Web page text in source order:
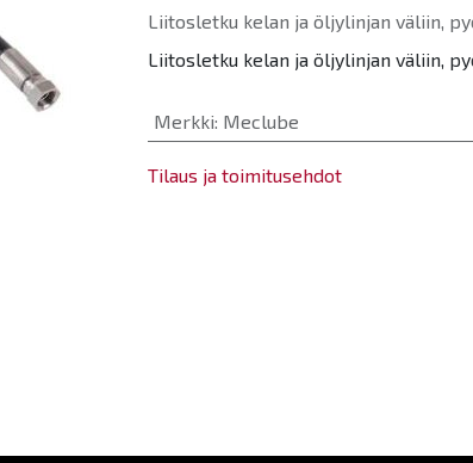
Liitosletku kelan ja öljylinjan väliin,
Liitosletku kelan ja öljylinjan väliin,
Merkki: Meclube
Tilaus ja toimitusehdot